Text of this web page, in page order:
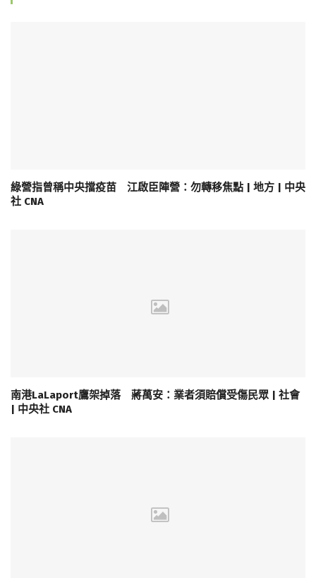
綠營指曾稱中央擋疫苗 江啟臣陣營：勿轉移焦點 | 地方 | 中央
社 CNA
南港LaLaport鷹架掉落 蔣萬安：業者須賠償受傷民眾 | 社會
| 中央社 CNA